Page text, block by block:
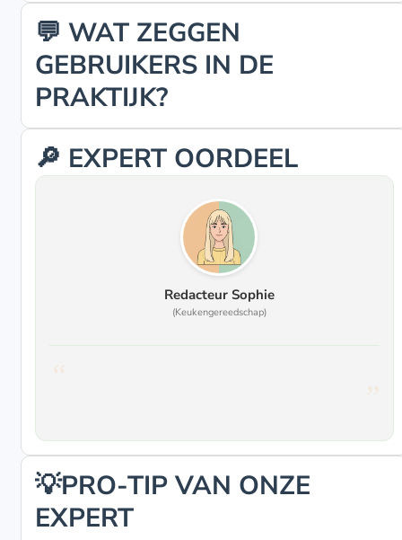
💬 WAT ZEGGEN
GEBRUIKERS IN DE
PRAKTIJK?
🔎 EXPERT OORDEEL
Redacteur Sophie
(Keukengereedschap)
💡PRO-TIP VAN ONZE
EXPERT